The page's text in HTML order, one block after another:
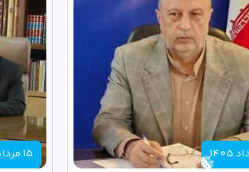
15 مرداد 1405